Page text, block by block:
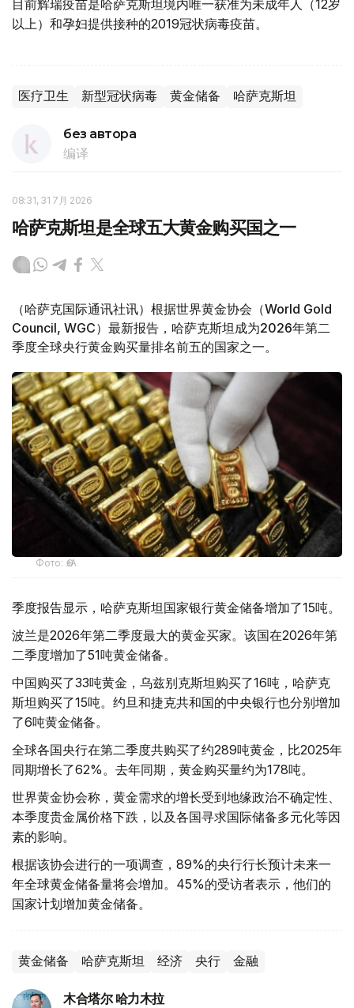
目前辉瑞疫苗是哈萨克斯坦境内唯一获准为未成年人（12岁
以上）和孕妇提供接种的2019冠状病毒疫苗。
医疗卫生 新型冠状病毒 黄金储备 哈萨克斯坦
без автора
编译
08:31, 31 7月 2026
哈萨克斯坦是全球五大黄金购买国之一
（哈萨克国际通讯社讯）根据世界黄金协会（World Gold
Council, WGC）最新报告，哈萨克斯坦成为2026年第二
季度全球央行黄金购买量排名前五的国家之一。
Фото: ӨзА
季度报告显示，哈萨克斯坦国家银行黄金储备增加了15吨。
波兰是2026年第二季度最大的黄金买家。该国在2026年第
二季度增加了51吨黄金储备。
中国购买了33吨黄金，乌兹别克斯坦购买了16吨，哈萨克
斯坦购买了15吨。约旦和捷克共和国的中央银行也分别增加
了6吨黄金储备。
全球各国央行在第二季度共购买了约289吨黄金，比2025年
同期增长了62%。去年同期，黄金购买量约为178吨。
世界黄金协会称，黄金需求的增长受到地缘政治不确定性、
本季度贵金属价格下跌，以及各国寻求国际储备多元化等因
素的影响。
根据该协会进行的一项调查，89%的央行行长预计未来一
年全球黄金储备量将会增加。45%的受访者表示，他们的
国家计划增加黄金储备。
黄金储备 哈萨克斯坦 经济 央行 金融
木合塔尔 哈力木拉